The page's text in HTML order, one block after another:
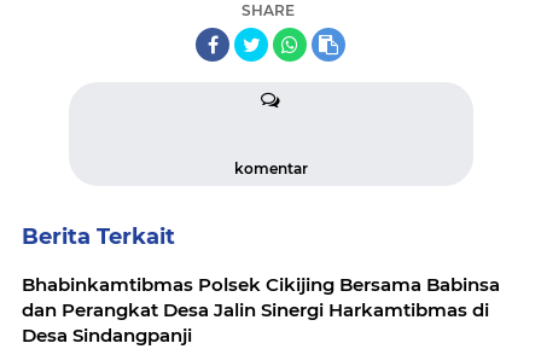
SHARE
komentar
Berita Terkait
Bhabinkamtibmas Polsek Cikijing Bersama Babinsa
dan Perangkat Desa Jalin Sinergi Harkamtibmas di
Desa Sindangpanji